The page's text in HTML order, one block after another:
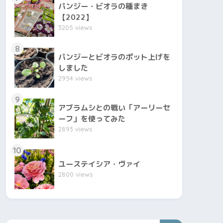
パンジー・ビオラの種まき
【2022】
3205 views
8
パンジーとビオラのポット上げを
しました
2954 views
9
アブラムシとの戦い「アーリーセ
ーフ」を使ってみた
2893 views
10
ユーステイシア・ヴァイ
2800 views